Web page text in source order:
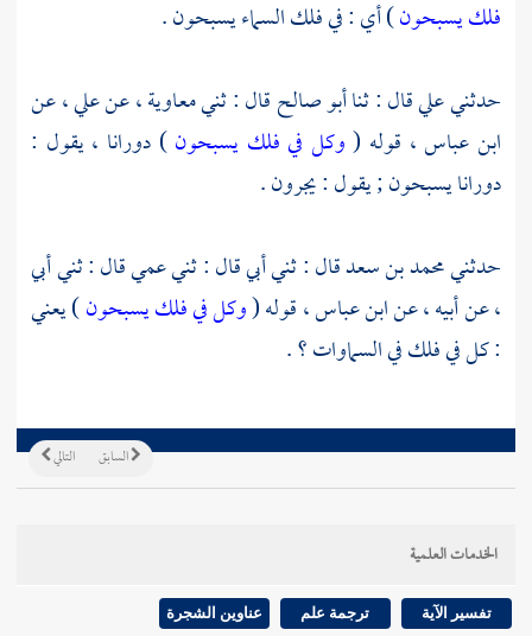
فلك يسبحون) أي : في فلك السماء يسبحون .
حدثنيعليقال : ثناأبو صالحقال : ثنيمعاوية ،عنعلي ،عن
ابن عباس ، قوله (وكل في فلك يسبحون) دورانا ، يقول :
دورانا يسبحون ; يقول : يجرون .
حدثنيمحمد بن سعدقال : ثني أبي قال : ثني عمي قال : ثني أبي
، عن أبيه ، عنابن عباس ،قوله (وكل في فلك يسبحون) يعني
: كل في فلك في السماوات ؟ .
التالي السابق
الخدمات العلمية
تفسير الآية ترجمة علم عناوين الشجرة